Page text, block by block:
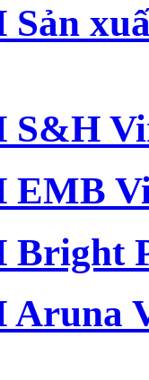
Sản
S&H
EMB
Bright
Aruna